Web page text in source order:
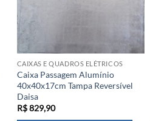
CAIXAS E QUADROS ELÉTRICOS
Caixa Passagem Alumínio
40x40x17cm Tampa Reversível
Daisa
R$829,90